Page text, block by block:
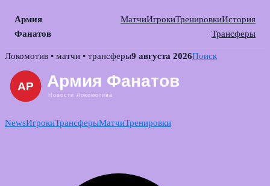
Армия
Фанатов
МатчиИгрокиТренировкиИстория
Трансферы
Skip
content
Локомотив • матчи • трансферы9 августа 2026Поиск
NewsИгрокиТрансферыМатчиТренировки